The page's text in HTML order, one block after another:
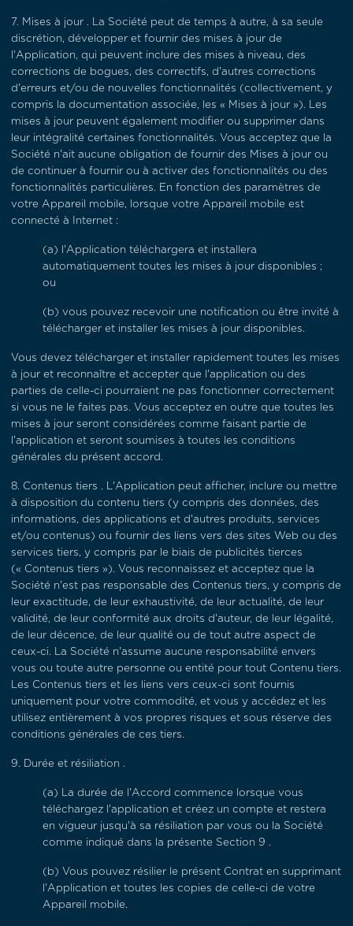
7. Mises à jour . La Société peut de temps à autre, à sa seule
discrétion, développer et fournir des mises à jour de
l'Application, qui peuvent inclure des mises à niveau, des
corrections de bogues, des correctifs, d'autres corrections
d'erreurs et/ou de nouvelles fonctionnalités (collectivement, y
compris la documentation associée, les « Mises à jour »). Les
mises à jour peuvent également modifier ou supprimer dans
leur intégralité certaines fonctionnalités. Vous acceptez que la
Société n'ait aucune obligation de fournir des Mises à jour ou
de continuer à fournir ou à activer des fonctionnalités ou des
fonctionnalités particulières. En fonction des paramètres de
votre Appareil mobile, lorsque votre Appareil mobile est
connecté à Internet :
(a) l'Application téléchargera et installera
automatiquement toutes les mises à jour disponibles ;
ou
(b) vous pouvez recevoir une notification ou être invité à
télécharger et installer les mises à jour disponibles.
Vous devez télécharger et installer rapidement toutes les mises
à jour et reconnaître et accepter que l'application ou des
parties de celle-ci pourraient ne pas fonctionner correctement
si vous ne le faites pas. Vous acceptez en outre que toutes les
mises à jour seront considérées comme faisant partie de
l'application et seront soumises à toutes les conditions
générales du présent accord.
8. Contenus tiers . L'Application peut afficher, inclure ou mettre
à disposition du contenu tiers (y compris des données, des
informations, des applications et d'autres produits, services
et/ou contenus) ou fournir des liens vers des sites Web ou des
services tiers, y compris par le biais de publicités tierces
(« Contenus tiers »). Vous reconnaissez et acceptez que la
Société n'est pas responsable des Contenus tiers, y compris de
leur exactitude, de leur exhaustivité, de leur actualité, de leur
validité, de leur conformité aux droits d'auteur, de leur légalité,
de leur décence, de leur qualité ou de tout autre aspect de
ceux-ci. La Société n'assume aucune responsabilité envers
vous ou toute autre personne ou entité pour tout Contenu tiers.
Les Contenus tiers et les liens vers ceux-ci sont fournis
uniquement pour votre commodité, et vous y accédez et les
utilisez entièrement à vos propres risques et sous réserve des
conditions générales de ces tiers.
9. Durée et résiliation .
(a) La durée de l'Accord commence lorsque vous
téléchargez l'application et créez un compte et restera
en vigueur jusqu'à sa résiliation par vous ou la Société
comme indiqué dans la présente Section 9 .
(b) Vous pouvez résilier le présent Contrat en supprimant
l'Application et toutes les copies de celle-ci de votre
Appareil mobile.